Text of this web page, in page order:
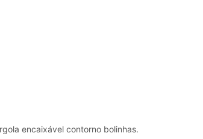
encaixável contorno bolinhas.